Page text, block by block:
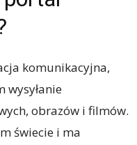
komunikacyjna,
obrazów i filmów.
świecie i ma